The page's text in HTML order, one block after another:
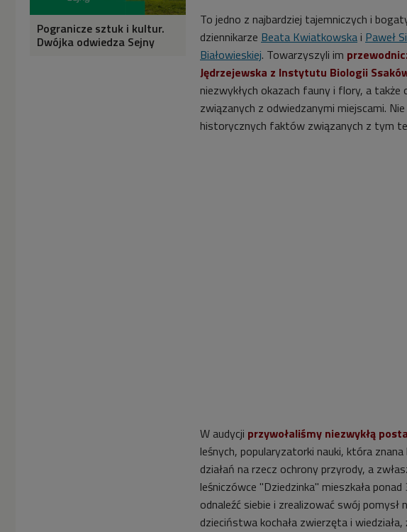
Pogranicze sztuk i kultur.
Dwójka odwiedza Sejny
To jedno z najbardziej tajemniczych i
dziennikarze Beata Kwiatkowska i Paweł
Białowieskiej. Towarzyszyli im
Jędrzejewska z Instytutu Biologii
niezwykłych okazach fauny i flory, a
związanych z odwiedzanymi miejscami.
historycznych faktów związanych z tym
W audycji przywołaliśmy niezwykłą
leśnych, popularyzatorki nauki, która
działań na rzecz ochrony przyrody, a
leśniczówce "Dziedzinka" mieszkała
odnaleźć siebie i zrealizować swój pomysł
dzieciństwa kochała zwierzęta i wiedziała,